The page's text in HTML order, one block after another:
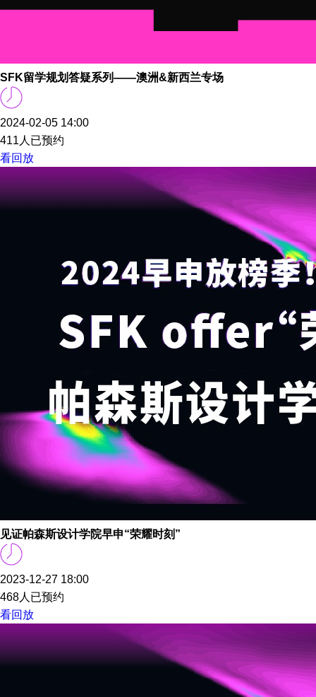
SFK留学规划答疑系列——澳洲&新西兰专场
2024-02-05 14:00
411人已预约
看回放
见证帕森斯设计学院早申“荣耀时刻”
2023-12-27 18:00
468人已预约
看回放